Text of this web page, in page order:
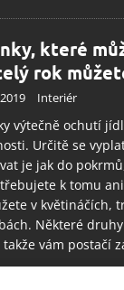
které
rok
Interiér
výtečně ochutí
Určitě se
je jak do
k tomu
v květináčích,
Některé
takže vám postačí